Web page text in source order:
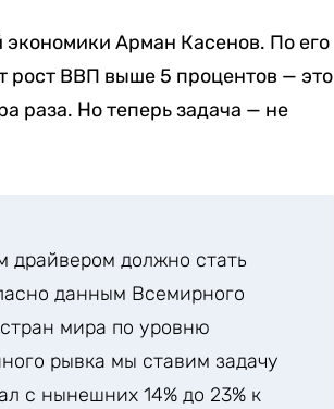
Арман Касенов. По его
рост ВВП выше 5 процентов — это
раза. Но теперь задача — не
драйвером должно стать
данным Всемирного
мира по уровню
рывка мы ставим задачу
с нынешних 14% до 23% к